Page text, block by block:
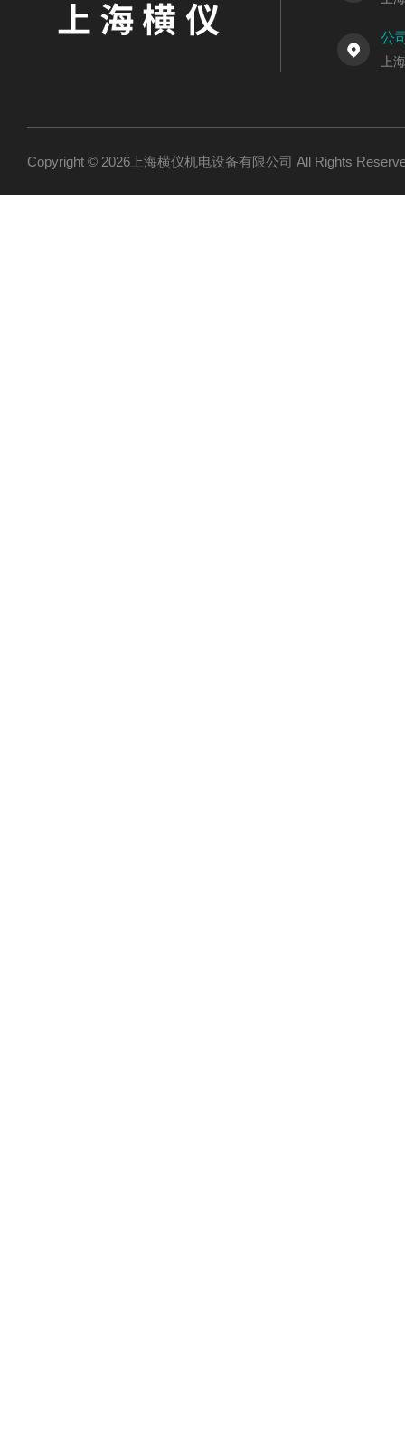
公
上
Copyright © 2026上海横仪机电设备有限公司 All Rights